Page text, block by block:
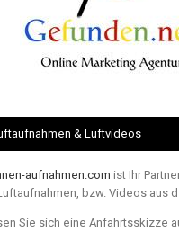
& Luftvideos
aufnahmen.com ist Ihr
bzw. Videos aus
Sie sich eine Anfahrtsskizze